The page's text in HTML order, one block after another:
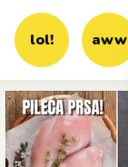
lol! aww